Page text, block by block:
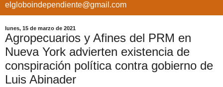
elgloboindependiente@gmail.com
lunes, 15 de marzo de 2021
Agropecuarios y Afines del PRM en
Nueva York advierten existencia de
conspiración política contra gobierno de
Luis Abinader